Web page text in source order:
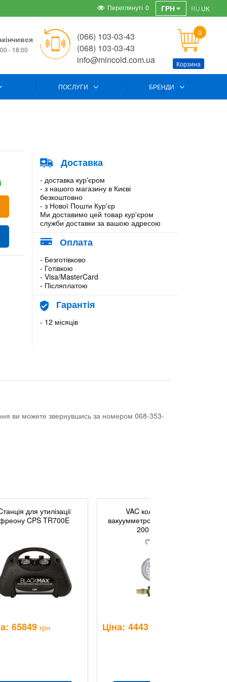
ГРН RU UK
Переглянуті 0
- 18:00
(066) 103-03-43
(068) 103-03-43
info@mincold.com.ua
0
Корзина
ПОСЛУГИ БРЕНДИ
Доставка
- доставка кур'єром
- з нашого магазину в Києві
безкоштовно
- з Нової Пошти Кур'єр
Ми доставимо цей товар кур'єром
служби доставки за вашою адресою
Оплата
- Безготівково
- Готівкою
- Visa/MasterCard
- Післяплатою
Гарантія
- 12 місяців
ви можете звернувшись за номером 068-353-
для утилізації
CPS TR700E
65849 грн
VAC колектор з
вакуумметром і гаком ITE
2001-VG
Ціна: 4443